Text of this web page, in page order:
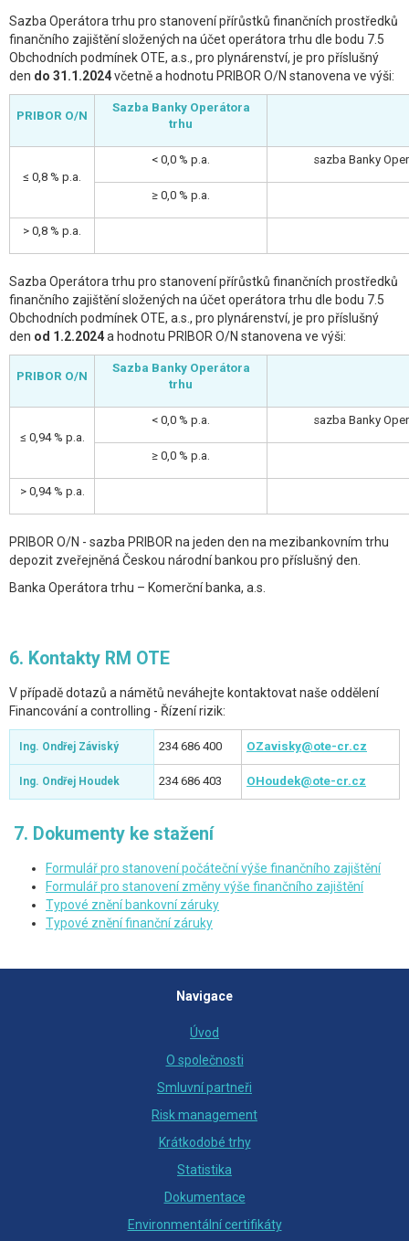
Sazba Operátora trhu pro stanovení přírůstků finančních prostředků
finančního zajištění složených na účet operátora trhu dle bodu 7.5
Obchodních podmínek OTE, a.s., pro plynárenství, je pro příslušný
den do 31.1.2024včetně a hodnotu PRIBOR O/N stanovena ve výši:
PRIBOR O/N
Sazba Banky Operátora
trhu
≤ 0,8 % p.a.
< 0,0 % p.a. sazba Banky
≥ 0,0 % p.a.
> 0,8 % p.a.
Sazba Operátora trhu pro stanovení přírůstků finančních prostředků
finančního zajištění složených na účet operátora trhu dle bodu 7.5
Obchodních podmínek OTE, a.s., pro plynárenství, je pro příslušný
den od 1.2.2024a hodnotu PRIBOR O/N stanovena ve výši:
PRIBOR O/N
Sazba Banky Operátora
trhu
≤ 0,94 % p.a.
< 0,0 % p.a. sazba Banky
≥ 0,0 % p.a.
> 0,94 % p.a.
PRIBOR O/N - sazba PRIBOR na jeden den na mezibankovním trhu
depozit zveřejněná Českou národní bankou pro příslušný den.
Banka Operátora trhu – Komerční banka, a.s.
6. Kontakty RM OTE
V případě dotazů a námětů neváhejte kontaktovat naše oddělení
Financování a controlling - Řízení rizik:
Ing. Ondřej Záviský 234 686 400 OZavisky@ote-cr.cz
Ing. Ondřej Houdek 234 686 403 OHoudek@ote-cr.cz
7. Dokumenty ke stažení
Formulář pro stanovení počáteční výše finančního zajištění
Formulář pro stanovení změny výše finančního zajištění
Typové znění bankovní záruky
Typové znění finanční záruky
Navigace
Úvod
O společnosti
Smluvní partneři
Risk management
Krátkodobé trhy
Statistika
Dokumentace
Environmentální certifikáty